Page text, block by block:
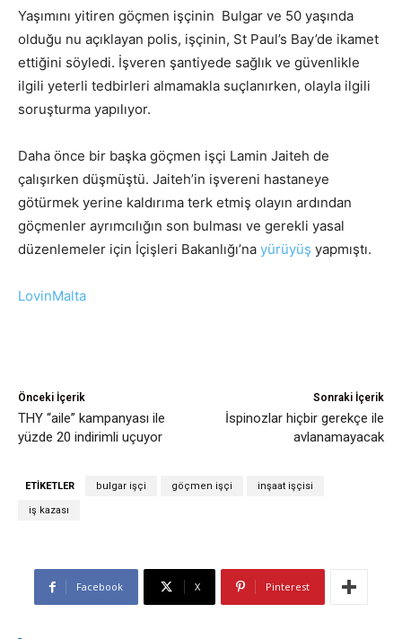
Yaşımını yitiren göçmen işçinin Bulgar ve 50 yaşında
olduğu nu açıklayan polis, işçinin, St Paul’s Bay’de ikamet
ettiğini söyledi. İşveren şantiyede sağlık ve güvenlikle
ilgili yeterli tedbirleri almamakla suçlanırken, olayla ilgili
soruşturma yapılıyor.
Daha önce bir başka göçmen işçi Lamin Jaiteh de
çalışırken düşmüştü. Jaiteh’in işvereni hastaneye
götürmek yerine kaldırıma terk etmiş olayın ardından
göçmenler ayrımcılığın son bulması ve gerekli yasal
düzenlemeler için İçişleri Bakanlığı’na yürüyüş yapmıştı.
LovinMalta
Önceki İçerik
THY “aile” kampanyası ile
yüzde 20 indirimli uçuyor
Sonraki İçerik
İspinozlar hiçbir gerekçe ile
avlanamayacak
ETIKETLER bulgar işçi göçmen işçi inşaat işçisi
iş kazası
Facebook X Pinterest